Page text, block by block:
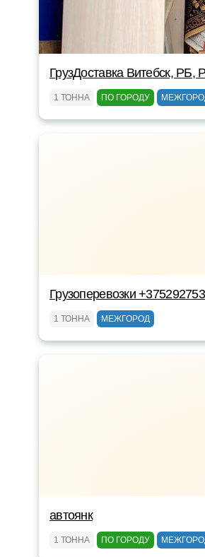
ГрузДоставка Витебск, РБ,
1 ТОННА ПО ГОРОДУ
Грузоперевозки
1 ТОННА МЕЖГОРОД
автоянк
1 ТОННА ПО ГОРОДУ